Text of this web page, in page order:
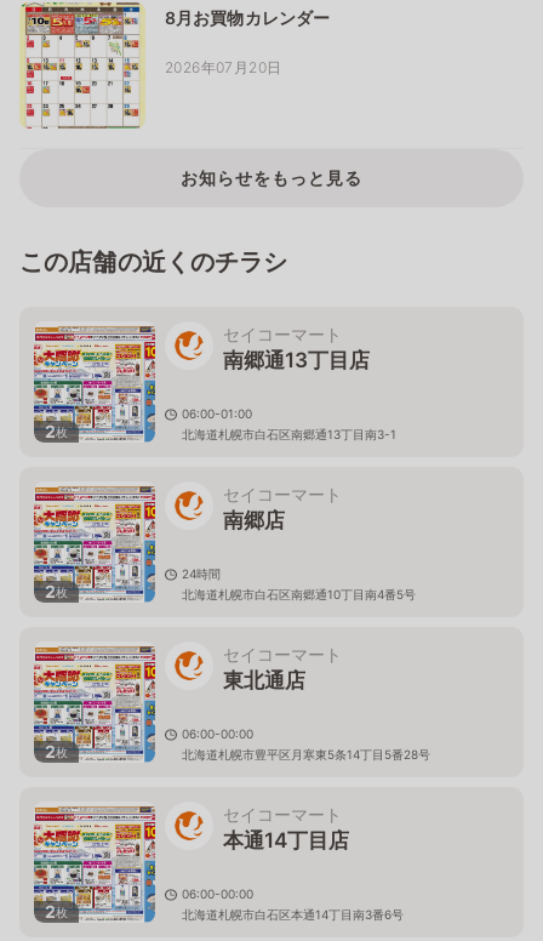
8月お買物カレンダー
2026年07月20日
お知らせをもっと見る
この店舗の近くのチラシ
2枚
セイコーマート
南郷通13丁目店
06:00-01:00
北海道札幌市白石区南郷通13丁目南3-1
2枚
セイコーマート
南郷店
24時間
北海道札幌市白石区南郷通10丁目南4番5号
2枚
セイコーマート
東北通店
06:00-00:00
北海道札幌市豊平区月寒東5条14丁目5番28号
2枚
セイコーマート
本通14丁目店
06:00-00:00
北海道札幌市白石区本通14丁目南3番6号